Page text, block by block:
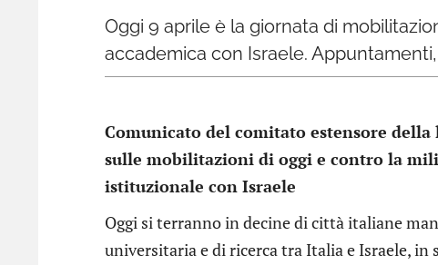
Oggi 9 aprile è la giornata di
accademica con Israele.
Comunicato del comitato estensore
sulle mobilitazioni di oggi e contro la
istituzionale con Israele
Oggi si terranno in decine di città italiane
universitaria e di ricerca tra Italia e Israele,